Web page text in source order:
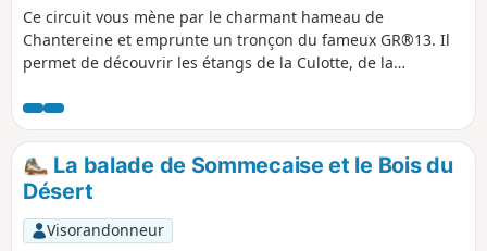
Ce circuit vous mène par le charmant hameau de
Chantereine et emprunte un tronçon du fameux GR®13. Il
permet de découvrir les étangs de la Culotte, de la
légendes ont été rapportés au fil du temps et nous effraient
encore de nos jours... Prenez garde au père Loup à la rue
Neuve! On le disait "empicasseur". C'est ainsi, qu'ici en
Puisaye, on désignait les jeteurs de sorts...
La balade de Sommecaise et le Bois du
Désert
Visorandonneur